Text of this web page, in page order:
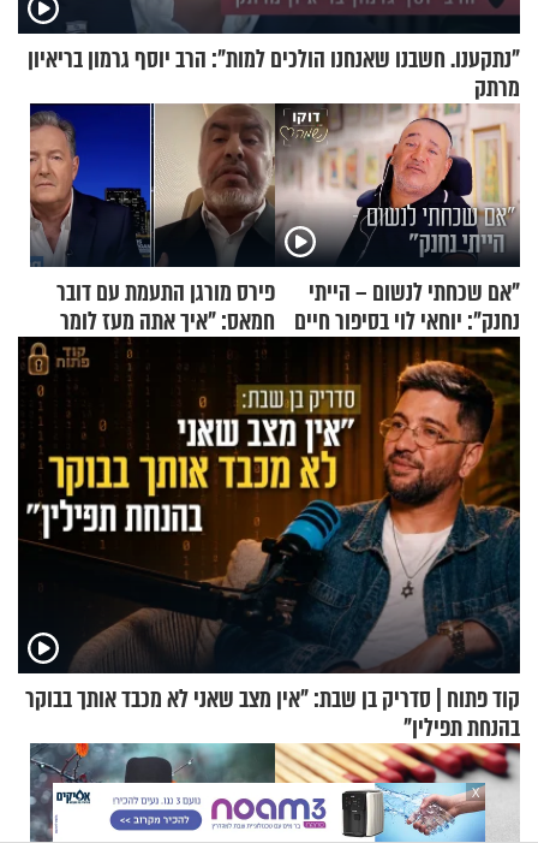
"נתקענו. חשבנו שאנחנו הולכים למות": הרב יוסף גרמון בריאיון
מרתק
"אם שכחתי לנשום – הייתי
נחנק": יוחאי לוי בסיפור חיים
מעורר השראה
פירס מורגן התעמת עם דובר
חמאס: "איך אתה מעז לומר
שלא ביצעתם פשעי מלחמה?!"
קוד פתוח | סדריק בן שבת: "אין מצב שאני לא מכבד אותך בבוקר
בהנחת תפילין"
X